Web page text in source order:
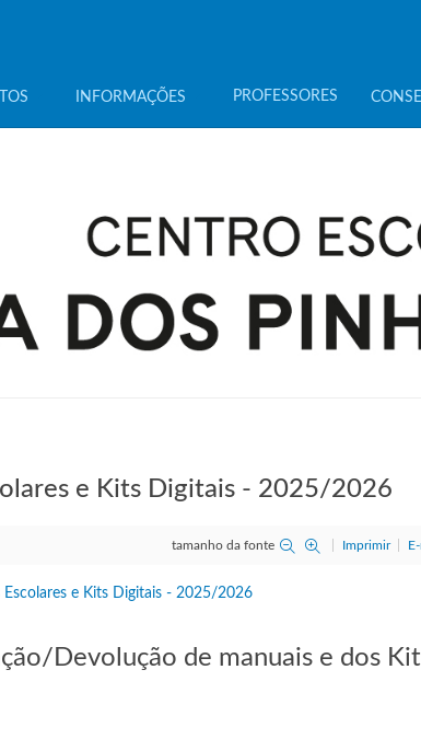
INFORMAÇÕES PROFESSORES
e Kits Digitais - 2025/2026
tamanho da fonte Imprimir
Devolução de manuais e dos